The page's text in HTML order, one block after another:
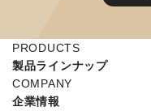
PRODUCTS
製品ラインナップ
COMPANY
企業情報